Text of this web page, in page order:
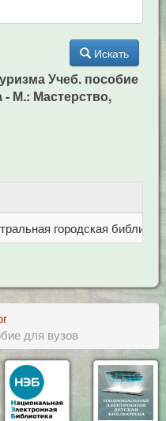
Искать
Учеб. пособие
М.: Мастерство,
городская
для вузов